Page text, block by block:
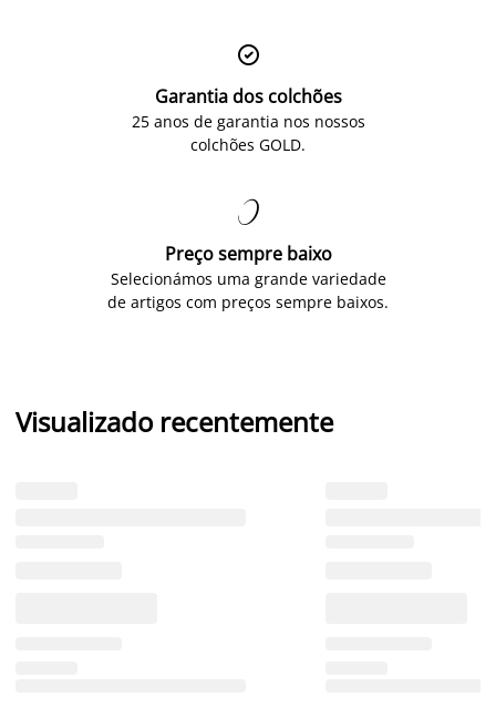

Garantia dos colchões
25 anos de garantia nos nossos
colchões GOLD.

Preço sempre baixo
Selecionámos uma grande variedade
de artigos com preços sempre baixos.
Visualizado recentemente